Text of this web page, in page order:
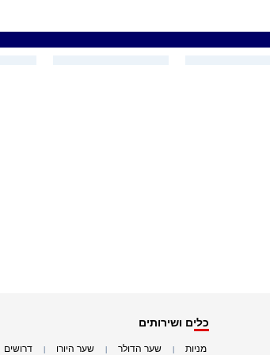
כלים ושירותים
מניות שער הדולר שער היורו דרושים